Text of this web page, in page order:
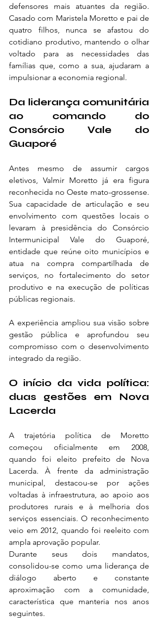
defensores mais atuantes da região.
Casado com Maristela Moretto e pai de
quatro filhos, nunca se afastou do
cotidiano produtivo, mantendo o olhar
voltado para as necessidades das
famílias que, como a sua, ajudaram a
impulsionar a economia regional.
Da liderança comunitária
ao comando do
Consórcio Vale do
Guaporé
Antes mesmo de assumir cargos
eletivos, Valmir Moretto já era figura
reconhecida no Oeste mato-grossense.
Sua capacidade de articulação e seu
envolvimento com questões locais o
levaram à presidência do Consórcio
Intermunicipal Vale do Guaporé,
entidade que reúne oito municípios e
atua na compra compartilhada de
serviços, no fortalecimento do setor
produtivo e na execução de políticas
públicas regionais.
A experiência ampliou sua visão sobre
gestão pública e aprofundou seu
compromisso com o desenvolvimento
integrado da região.
O início da vida política:
duas gestões em Nova
Lacerda
A trajetória política de Moretto
começou oficialmente em 2008,
quando foi eleito prefeito de Nova
Lacerda. À frente da administração
municipal, destacou-se por ações
voltadas à infraestrutura, ao apoio aos
produtores rurais e à melhoria dos
serviços essenciais. O reconhecimento
veio em 2012, quando foi reeleito com
ampla aprovação popular.
Durante seus dois mandatos,
consolidou-se como uma liderança de
diálogo aberto e constante
aproximação com a comunidade,
característica que manteria nos anos
seguintes.